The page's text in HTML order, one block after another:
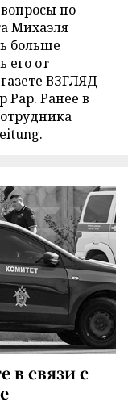
по
Михаэля
больше
его от
ВЗГЛЯД
Рар. Ранее в
в связи с